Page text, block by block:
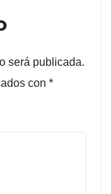
será publicada.
con *